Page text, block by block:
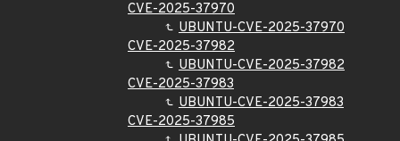
CVE-2025-37970
UBUNTU-CVE-2025-37970
CVE-2025-37982
UBUNTU-CVE-2025-37982
CVE-2025-37983
UBUNTU-CVE-2025-37983
CVE-2025-37985